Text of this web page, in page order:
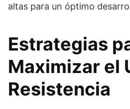
altas para un óptimo
Estrategias
Maximizar el
Resistencia